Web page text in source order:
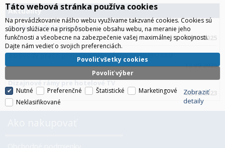
Aktuality
Kariéra: Voľná pozícia
24.03.2025
3 Dôvody prečo prejsť na DIGITÁLNY MENUBOARD
13.09.2023
Dizajnové rámy pre hotelové TV
02.02.2023
Táto webová stránka používa cookies
Na prevádzkovanie nášho webu využívame takzvané cookies. Cookies sú
súbory slúžiace na prispôsobenie obsahu webu, na meranie jeho
funkčnosti a všeobecne na zabezpečenie vašej maximálnej spokojnosti.
Dajte nám vedieť o svojich preferenciách.
Povoliť výber
Povoliť všetky cookies
Nutné Preferenčné Štatistické
Marketingové
Neklasifikované
Zobraziť
detaily